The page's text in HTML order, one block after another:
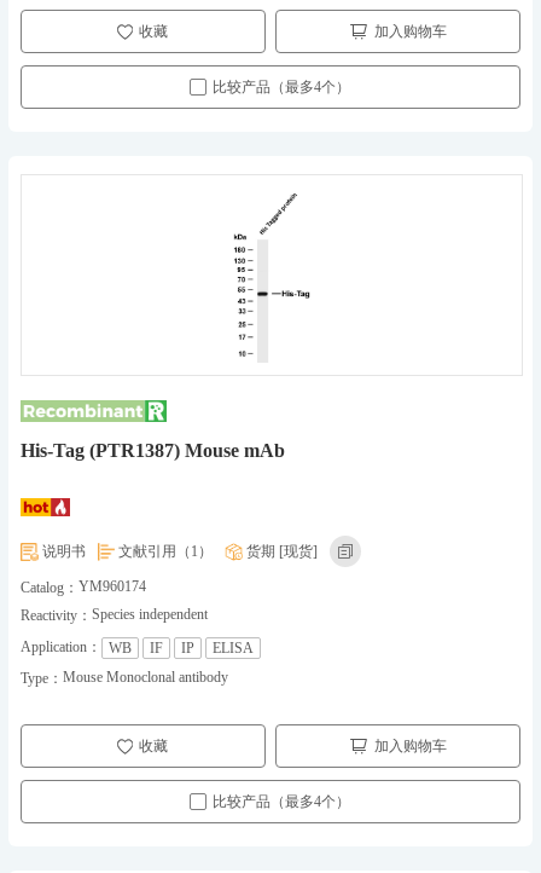
收藏 加入购物车
比较产品（最多4个）
His-Tag (PTR1387) Mouse mAb
说明书 文献引用（1） 货期 [现货]
Catalog： YM960174
Reactivity： Species independent
Application：
WB IF IP
ELISA
Type： Mouse Monoclonal antibody
收藏 加入购物车
比较产品（最多4个）